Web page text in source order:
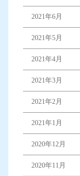
2021年6月
2021年5月
2021年4月
2021年3月
2021年2月
2021年1月
2020年12月
2020年11月